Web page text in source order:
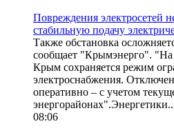
Повреждения электросетей
стабильную подачу
Также обстановка
сообщает "Крымэнерго". "На
Крым сохраняется режим
электроснабжения.
оперативно – с учетом
08:06